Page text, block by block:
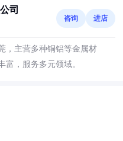
司
咨询 进店
，主营多种铜铝等金属材
富，服务多元领域。